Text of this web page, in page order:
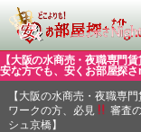
【大阪の水商売・夜職専門
安な方でも、安くお部屋探さ
【大阪の水商売・夜職専
ワークの方、必見
審査
シュ京橋】